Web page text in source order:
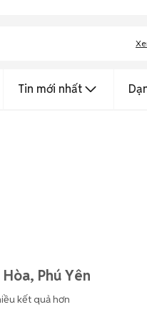
Tin mới nhất
Phú Yên
kết quả hơn